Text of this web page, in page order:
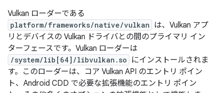
Vulkan ローダーである
platform/frameworks/native/vulkan は、Vulkan アプ
リとデバイスの Vulkan ドライバとの間のプライマリ イン
ターフェースです。Vulkan ローダーは
/system/lib[64]/libvulkan.so
にインストールされま
す。このローダーは、コア Vulkan API のエントリ ポイン
ト、Android CDD で必要な拡張機能のエントリ ポイン